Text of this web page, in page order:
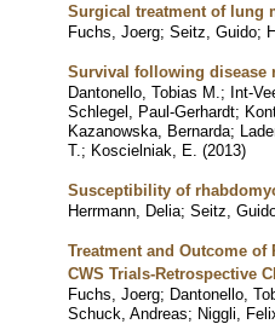
Surgical treatment of lung
Fuchs, Joerg; Seitz, Guido;
Survival following disease
Dantonello, Tobias M. ; Int-
Schlegel, Paul-Gerhardt;
Kazanowska, Bernarda;
T. ; Koscielniak, E. (2013)
Susceptibility of
Herrmann, Delia; Seitz,
Treatment and Outcome
CWS Trials-Retrospective
Fuchs, Joerg; Dantonello,
Schuck, Andreas; Niggli,